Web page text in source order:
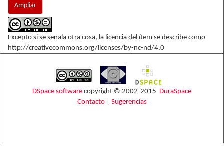
Ampliar
Excepto si se señala otra cosa, la licencia del ítem se describe como
http://creativecommons.org/licenses/by-nc-nd/4.0
DSpace software copyright © 2002-2015 DuraSpace
Contacto| Sugerencias